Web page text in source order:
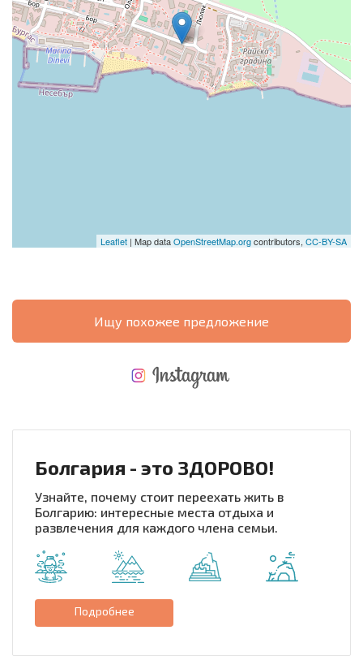
Leaflet | Map dataOpenStreetMap.orgcontributors, CC-BY-SA
Ищу похожее предложение
Болгария - это ЗДОРОВО!
Узнайте, почему стоит переехать жить в
Болгарию: интересные места отдыха и
развлечения для каждого члена семьи.
Подробнее